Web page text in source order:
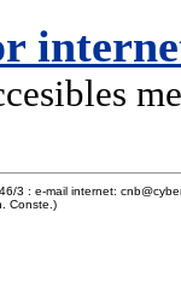
3 : e-mail internet:
Conste.)